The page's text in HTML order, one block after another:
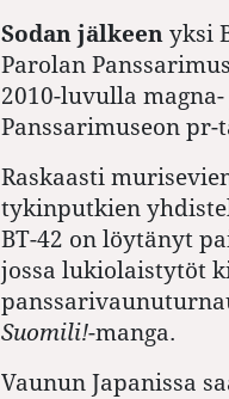
Sodan jälkeen yksi
Parolan
2010-luvulla
Panssarimuseon pr-
Raskaasti
tykinputkien
BT-42 on löytänyt
jossa lukiolaistytöt
Suomili!-manga.
Vaunun Japanissa